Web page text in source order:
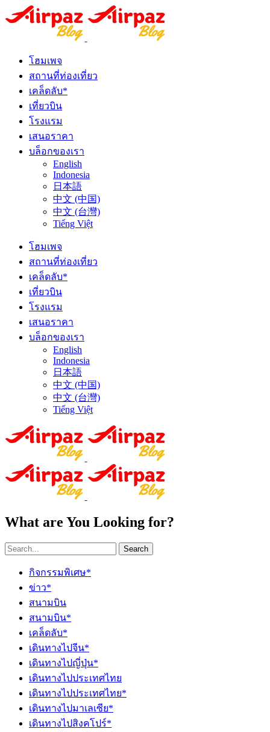
โฮมเพจ
สถานที่ท่องเที่ยว
เคล็ดลับ*
เที่ยวบิน
โรงแรม
เสนอราคา
บล็อกของเรา
English
Indonesia
日本語
中文 (中国)
中文 (台灣)
Tiếng Việt
โฮมเพจ
สถานที่ท่องเที่ยว
เคล็ดลับ*
เที่ยวบิน
โรงแรม
เสนอราคา
บล็อกของเรา
English
Indonesia
日本語
中文 (中国)
中文 (台灣)
Tiếng Việt
What are You Looking for?
Search
กิจกรรมพิเศษ*
ข่าว*
สนามบิน
สนามบิน*
เคล็ดลับ*
เดินทางไปจีน*
เดินทางไปญี่ปุ่น*
เดินทางไปประเทศไทย
เดินทางไปประเทศไทย*
เดินทางไปมาเลเซีย*
เดินทางไปสิงคโปร์*